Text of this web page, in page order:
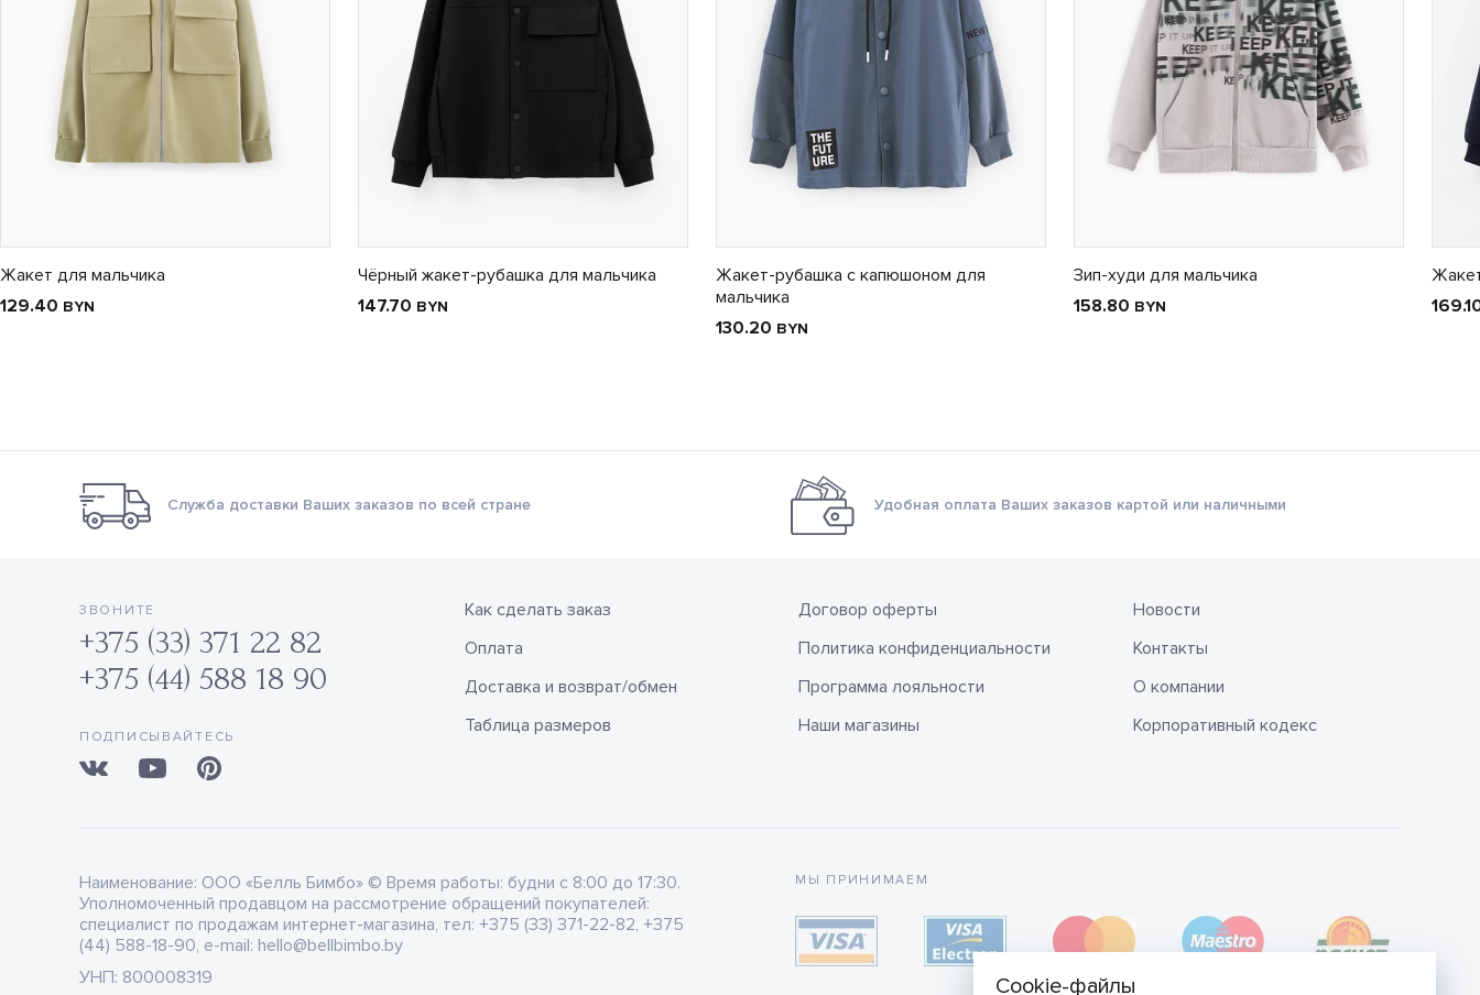
Жакет для мальчика
129.40 BYN
Чёрный жакет-рубашка для мальчика
147.70 BYN
Жакет-рубашка с капюшоном для
мальчика
130.20 BYN
Зип-худи для мальчика
158.80 BYN
Служба доставки Ваших заказов по всей стране Удобная оплата Ваших заказов картой или наличными
ЗВОНИТЕ
+375 (33) 371 22 82
+375 (44) 588 18 90
ПОДПИСЫВАЙТЕСЬ
Как сделать заказ
Оплата
Доставка и возврат/обмен
Таблица размеров
Договор оферты
Политика конфиденциальности
Программа лояльности
Наши магазины
Новости
Контакты
О компании
Корпоративный кодекс
Наименование: ООО «Белль Бимбо» © Время работы: будни с 8:00 до 17:30.
Уполномоченный продавцом на рассмотрение обращений покупателей:
специалист по продажам интернет-магазина, тел: +375 (33) 371-22-82, +375
(44) 588-18-90, e-mail: hello@bellbimbo.by
УНП: 800008319
МЫ ПРИНИМАЕМ